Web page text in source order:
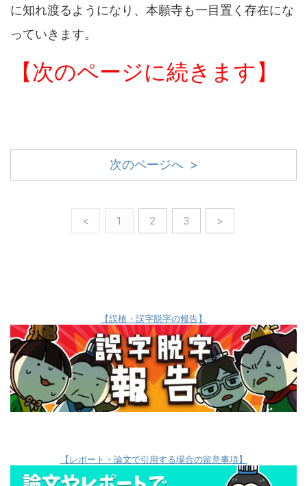
に知れ渡るようになり、本願寺も一目置く存在にな
っていきます。
【次のページに続きます】
次のページへ >
< 1 2 3 >
【誤植・誤字脱字の報告】
【レポート・論文で引用する場合の留意事項】